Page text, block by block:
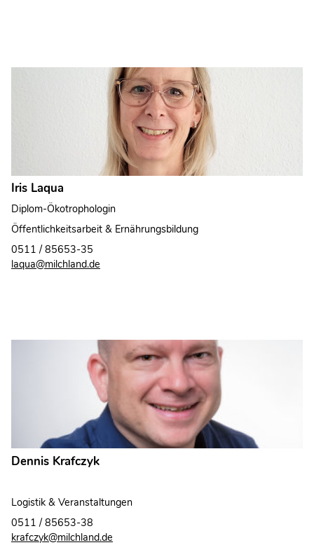
Iris Laqua
Diplom-Ökotrophologin
Öffentlichkeitsarbeit & Ernährungsbildung
0511 / 85653-35
laqua@milchland.de
Dennis Krafczyk
Logistik & Veranstaltungen
0511 / 85653-38
krafczyk@milchland.de